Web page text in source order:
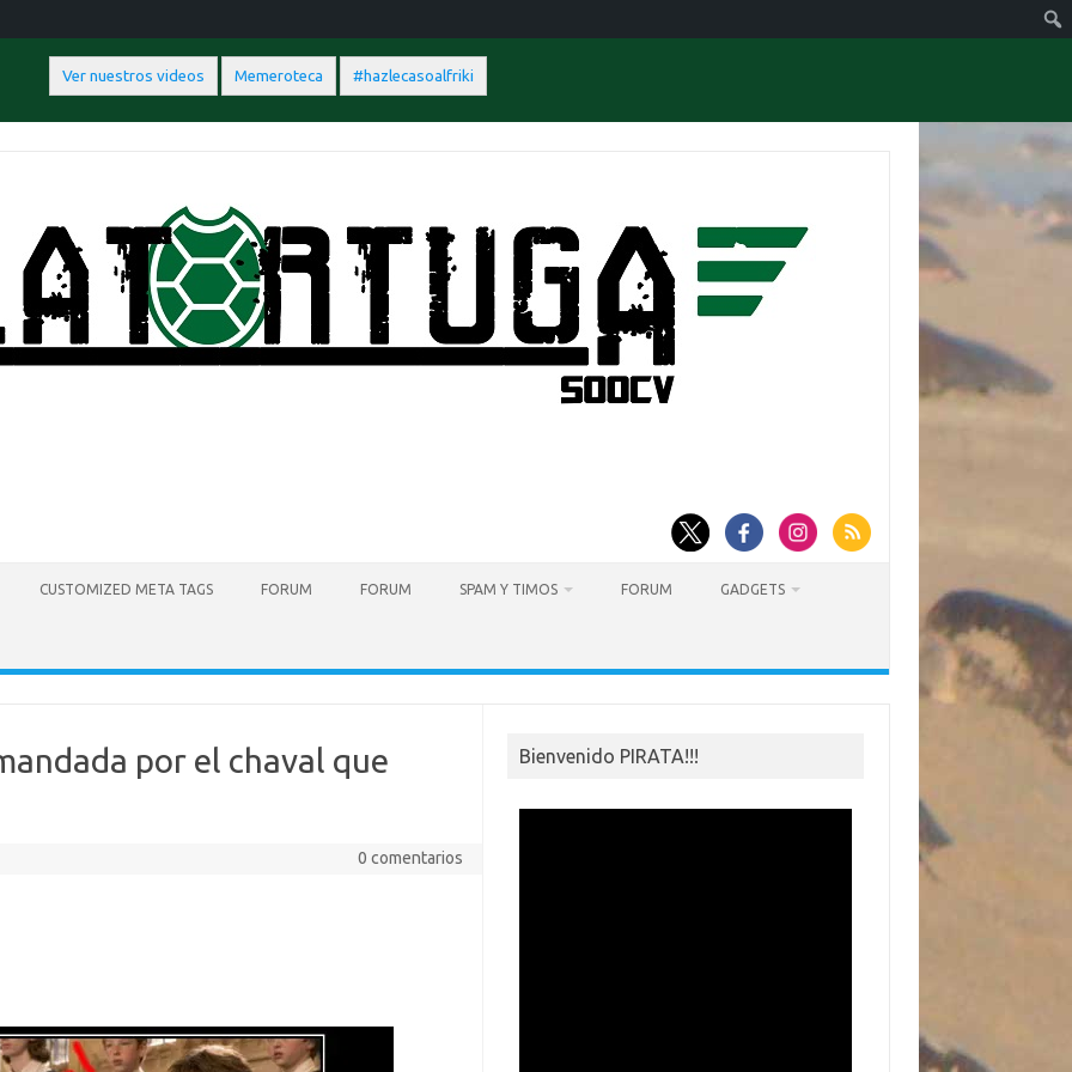
Ver nuestros videos Memeroteca #hazlecasoalfriki
CUSTOMIZED META TAGS FORUM FORUM SPAM Y TIMOS FORUM GADGETS
por el chaval que
0 comentarios
Bienvenido PIRATA!!!